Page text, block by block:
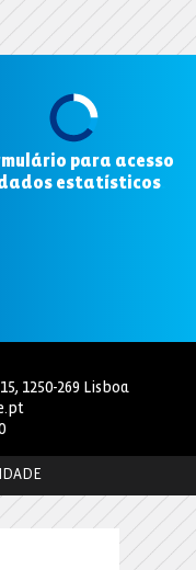
para acesso
estatísticos
1250-269 Lisboa